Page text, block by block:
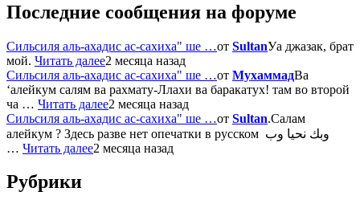
Последние сообщения на форуме
Сильсиля аль-ахадис ас-сахиха" ше …от SultanУа джазак, брат
мой. Читать далее2 месяца назад
Сильсиля аль-ахадис ас-сахиха" ше …от МухаммадВа
‘алейкум салям ва рахмату-Ллахи ва баракатух! там во второй
ча … Читать далее2 месяца назад
Сильсиля аль-ахадис ас-сахиха" ше …от Sultan.Салам
алейкум ? Здесь разве нет опечатки в русском وبك نحيا وب
… Читать далее2 месяца назад
Рубрики